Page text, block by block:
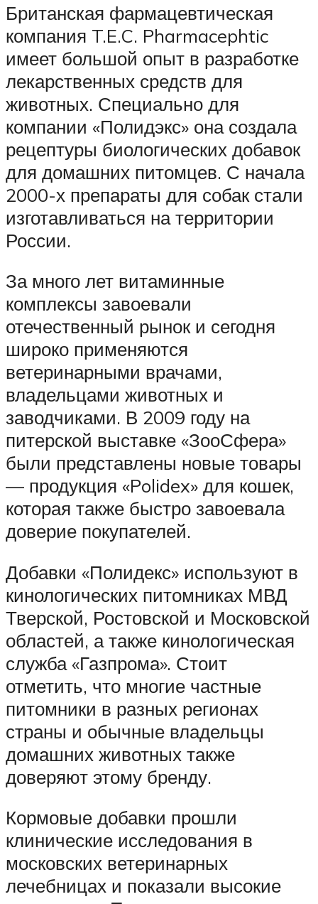
Британская фармацевтическая
компания T.E.C. Pharmacephtic
имеет большой опыт в разработке
лекарственных средств для
животных. Специально для
компании «Полидэкс» она создала
рецептуры биологических добавок
для домашних питомцев. С начала
2000-х препараты для собак стали
изготавливаться на территории
России.
За много лет витаминные
комплексы завоевали
отечественный рынок и сегодня
широко применяются
ветеринарными врачами,
владельцами животных и
заводчиками. В 2009 году на
питерской выставке «ЗооСфера»
были представлены новые товары
— продукция «Polidex» для кошек,
которая также быстро завоевала
доверие покупателей.
Добавки «Полидекс» используют в
кинологических питомниках МВД
Тверской, Ростовской и Московской
областей, а также кинологическая
служба «Газпрома». Стоит
отметить, что многие частные
питомники в разных регионах
страны и обычные владельцы
домашних животных также
доверяют этому бренду.
Кормовые добавки прошли
клинические исследования в
московских ветеринарных
лечебницах и показали высокие